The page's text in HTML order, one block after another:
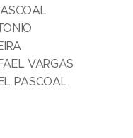
VARGAS
PASCOAL